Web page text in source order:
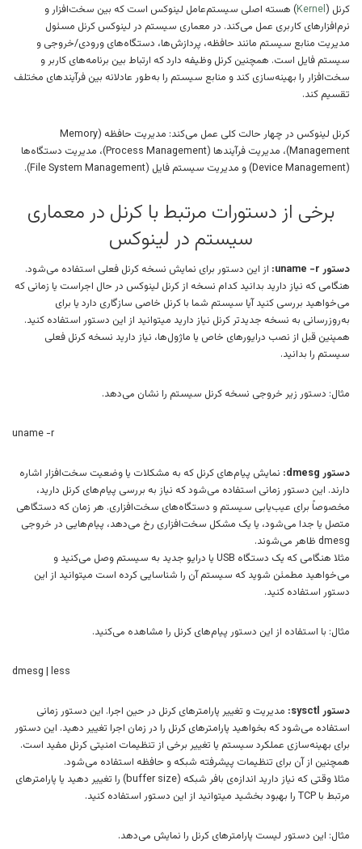
کرنل (Kernel) هسته اصلی سیستم‌عامل لینوکس است که بین سخت‌افزار و
نرم‌افزارهای کاربری عمل می‌کند. در معماری سیستم در لینوکس کرنل مسئول
مدیریت منابع سیستم مانند حافظه، پردازش‌ها، دستگاه‌های ورودی/خروجی و
سیستم فایل است. همچنین کرنل وظیفه دارد که ارتباط بین برنامه‌های کاربر و
سخت‌افزار را بهینه‌سازی کند و منابع سیستم را به‌طور عادلانه بین فرآیندهای مختلف
تقسیم کند.
کرنل لینوکس در چهار حالت کلی عمل می‌کند: مدیریت حافظه (Memory
Management)، مدیریت فرآیندها (Process Management)، مدیریت دستگاه‌ها
(Device Management) و مدیریت سیستم فایل (File System Management).
برخی از دستورات مرتبط با کرنل در معماری
سیستم در لینوکس
دستور uname -r:
از این دستور برای نمایش نسخه کرنل فعلی استفاده می‌شود.
هنگامی که نیاز دارید بدانید کدام نسخه از کرنل لینوکس در حال اجراست یا زمانی که
می‌خواهید بررسی کنید آیا سیستم شما با کرنل خاصی سازگاری دارد یا برای
به‌روزرسانی به نسخه جدیدتر کرنل نیاز دارید میتوانید از این دستور استفاده کنید.
همپنین قبل از نصب درایورهای خاص یا ماژول‌ها، نیاز دارید نسخه کرنل فعلی
سیستم را بدانید.
مثال: دستور زیر خروجی نسخه کرنل سیستم را نشان می‌دهد.
uname -r
دستور dmesg:
نمایش پیام‌های کرنل که به مشکلات یا وضعیت سخت‌افزار اشاره
دارند. این دستور زمانی استفاده می‌شود که نیاز به بررسی پیام‌های کرنل دارید،
مخصوصاً برای عیب‌یابی سیستم و دستگاه‌های سخت‌افزاری. هر زمان که دستگاهی
متصل یا جدا می‌شود، یا یک مشکل سخت‌افزاری رخ می‌دهد، پیام‌هایی در خروجی
dmesg ظاهر می‌شوند.
مثلا هنگامی که یک دستگاه USB یا درایو جدید به سیستم وصل می‌کنید و
می‌خواهید مطمئن شوید که سیستم آن را شناسایی کرده است میتوانید از این
دستور استفاده کنید.
مثال: با استفاده از این دستور پیام‌های کرنل را مشاهده می‌کنید.
dmesg | less
دستور sysctl:
مدیریت و تغییر پارامترهای کرنل در حین اجرا. این دستور زمانی
استفاده می‌شود که بخواهید پارامترهای کرنل را در زمان اجرا تغییر دهید. این دستور
برای بهینه‌سازی عملکرد سیستم یا تغییر برخی از تنظیمات امنیتی کرنل مفید است.
همچنین از آن برای تنظیمات پیشرفته شبکه و حافظه استفاده می‌شود.
مثلا وقتی که نیاز دارید اندازه‌ی بافر شبکه (buffer size) را تغییر دهید یا پارامترهای
مرتبط با TCP را بهبود بخشید میتوانید از این دستور استفاده کنید.
مثال: این دستور لیست پارامترهای کرنل را نمایش می‌دهد.